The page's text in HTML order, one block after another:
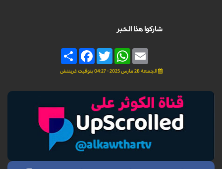
شاركوا هذا الخبر
Share
FacebookTwitter
WhatsAppEmail
الجمعة 28 مارس 2025 - 04:27 بتوقيت غرينتش